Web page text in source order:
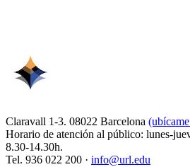
Claravall 1-3. 08022 Barcelona
Horario de atención al público: lunes-
8.30-14.30h.
Tel. 936 022 200 · info@url.edu